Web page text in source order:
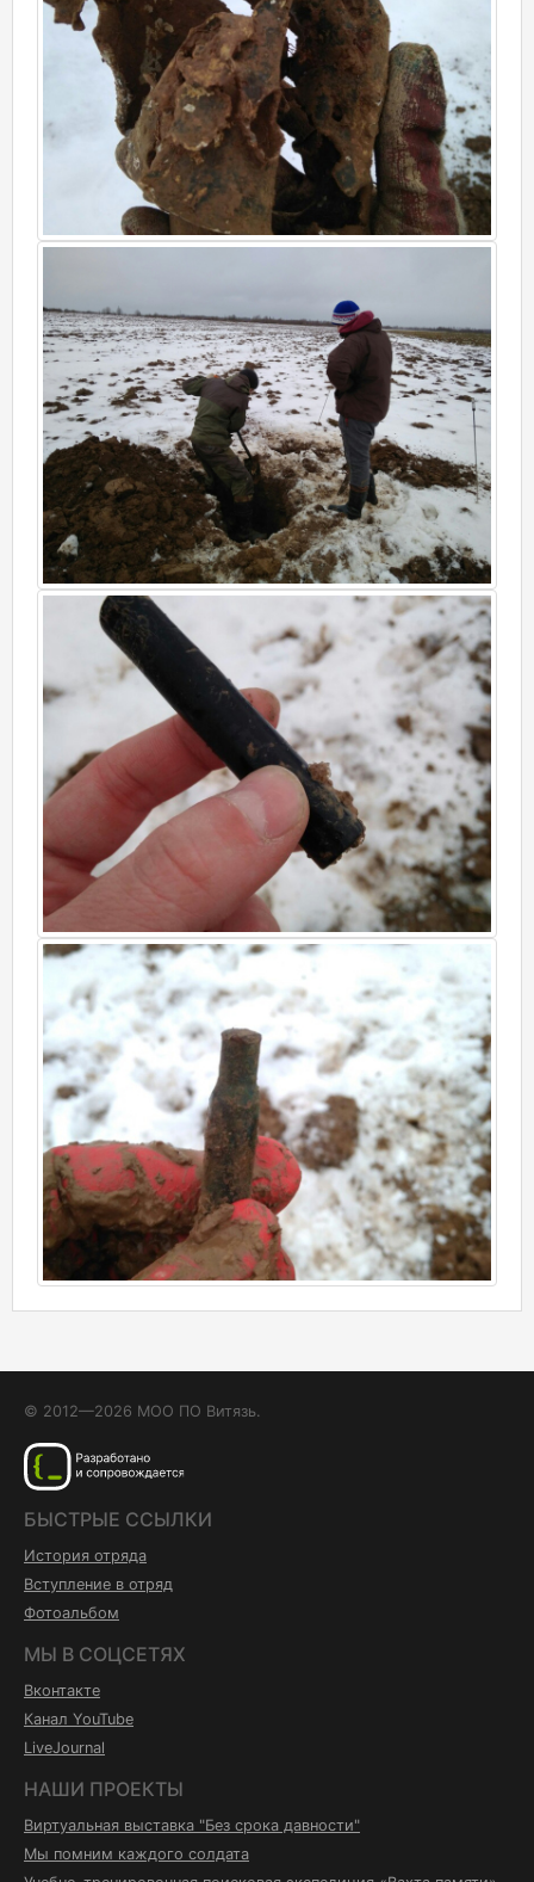
© 2012—2026 МОО ПО Витязь.
БЫСТРЫЕ ССЫЛКИ
История отряда
Вступление в отряд
Фотоальбом
МЫ В СОЦСЕТЯХ
Вконтакте
Канал YouTube
LiveJournal
НАШИ ПРОЕКТЫ
Виртуальная выставка "Без срока давности"
Мы помним каждого солдата